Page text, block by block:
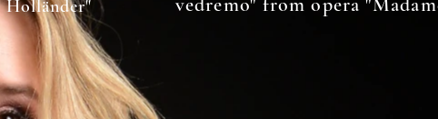
Holländer"